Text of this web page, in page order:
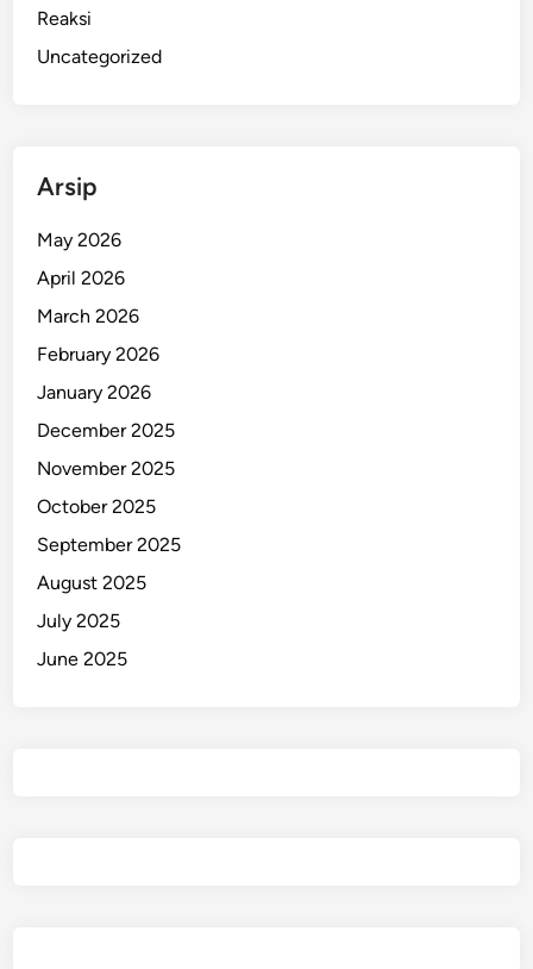
Reaksi
Uncategorized
Arsip
May 2026
April 2026
March 2026
February 2026
January 2026
December 2025
November 2025
October 2025
September 2025
August 2025
July 2025
June 2025